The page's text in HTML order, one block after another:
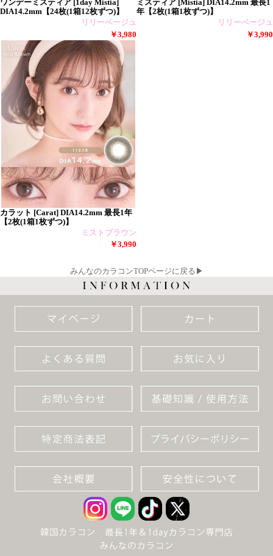
ワンデーミスティア [1day Mistia]
DIA14.2mm【24枚(1箱12枚ずつ)】
リリーベージュ
￥3,980
ミスティア [Mistia] DIA14.2mm 最長1
年【2枚(1箱1枚ずつ)】
リリーベージュ
￥3,990
カラット [Carat] DIA14.2mm 最長1年
【2枚(1箱1枚ずつ)】
ミストブラウン
￥3,990
みんなのカラコンTOPページに戻る▶